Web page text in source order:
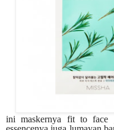
inimaskernya fit to face